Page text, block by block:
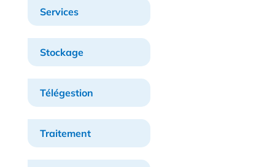
Services
Stockage
Télégestion
Traitement